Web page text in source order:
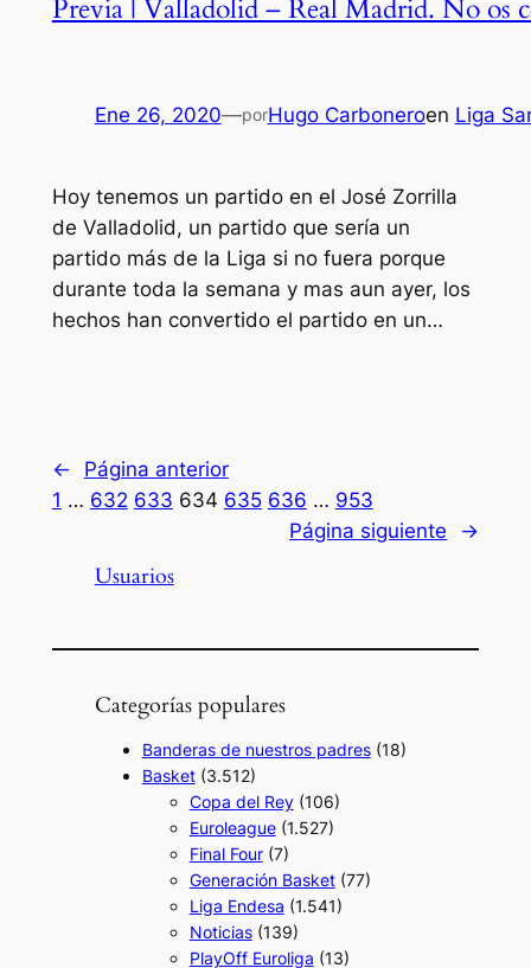
Previa | Valladolid – Real Madrid. No os
Ene 26, 2020—porHugo Carboneroen Liga
Hoy tenemos un partido en el José Zorrilla
de Valladolid, un partido que sería un
partido más de la Liga si no fuera porque
durante toda la semana y mas aun ayer, los
hechos han convertido el partido en un…
←
Página anterior
1 … 632 633 634 635 636 … 953
Página siguiente
→
Usuarios
Categorías populares
Banderas de nuestros padres(18)
Basket(3.512)
Copa del Rey(106)
Euroleague(1.527)
Final Four(7)
Generación Basket(77)
Liga Endesa (1.541)
Noticias(139)
PlayOff Euroliga (13)